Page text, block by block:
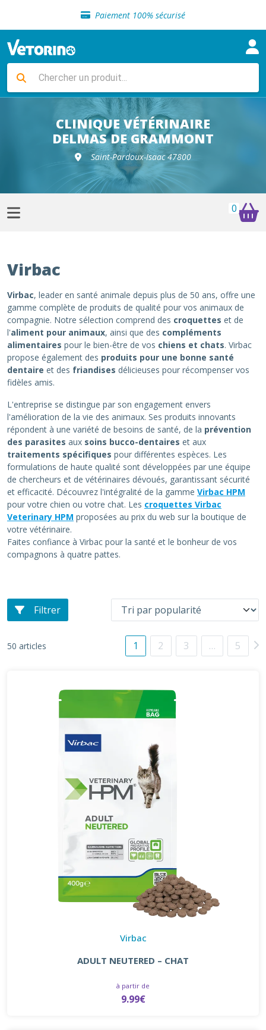
Paiement 100% sécurisé
Livraison gratuite en clinique vétérinaire
Sélection de croquettes vétérinaire
Livraison gratuite en clinique vétérinaire
Retour gratuit en clinique
Sélection de croquettes vétérinaire
CLINIQUE VÉTÉRINAIRE
DELMAS DE GRAMMONT
Saint-Pardoux-Isaac 47800
0
Virbac
Virbac, leader en santé animale depuis plus de 50 ans, offre une
gamme complète de produits de qualité pour vos animaux de
compagnie. Notre sélection comprend des croquettes et de
l'aliment pour animaux, ainsi que des compléments
alimentaires pour le bien-être de vos chiens et chats. Virbac
propose également des produits pour une bonne santé
dentaire et des friandises délicieuses pour récompenser vos
fidèles amis.
L'entreprise se distingue par son engagement envers
l'amélioration de la vie des animaux. Ses produits innovants
répondent à une variété de besoins de santé, de la prévention
des parasites aux soins bucco-dentaires et aux
traitements spécifiques pour différentes espèces. Les
formulations de haute qualité sont développées par une équipe
de chercheurs et de vétérinaires dévoués, garantissant sécurité
et efficacité. Découvrez l'intégralité de la gamme Virbac HPM
pour votre chien ou votre chat. Les croquettes Virbac
Veterinary HPM proposées au prix du web sur la boutique de
votre vétérinaire.
Faites confiance à Virbac pour la santé et le bonheur de vos
compagnons à quatre pattes.
Filtrer
50 articles 1 2 3 … 5
Virbac
ADULT NEUTERED – CHAT
à partir de
9.99€